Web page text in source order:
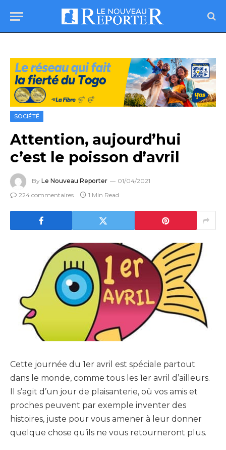
SOCIÉTÉ
Attention, aujourd’hui
c’est le poisson d’avril
By Le Nouveau Reporter
01/04/2021
224 commentaires
1 Min Read
Cette journée du 1er avril est spéciale partout
dans le monde, comme tous les 1er avril d’ailleurs.
Il s’agit d’un jour de plaisanterie, où vos amis et
proches peuvent par exemple inventer des
histoires, juste pour vous amener à leur donner
quelque chose qu’ils ne vous retourneront plus.